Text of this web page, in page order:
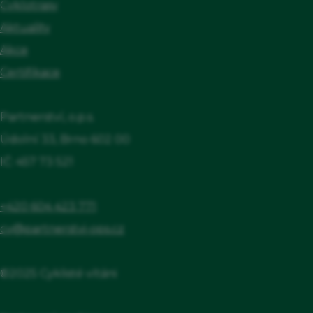
Cyklotrasy
Aktuality
Akce
Certifikace
Partnerství, o.p.s.
Údolní 33, Brno 602 00
IČ: 457 73 521
+420 604 423 771
cv@partnerstvi-ops.cz
©2025 Cyklisté vítáni